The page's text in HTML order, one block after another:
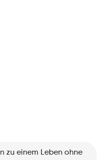
zu einem Leben ohne